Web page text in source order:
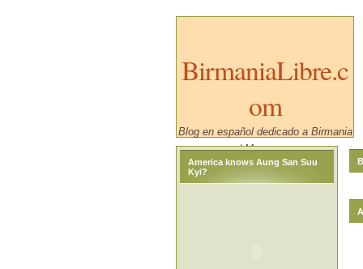
BirmaniaLibre.c
om
Blog en español dedicado a Birmania
/ Myanmar.
America knows Aung San Suu
Kyi?